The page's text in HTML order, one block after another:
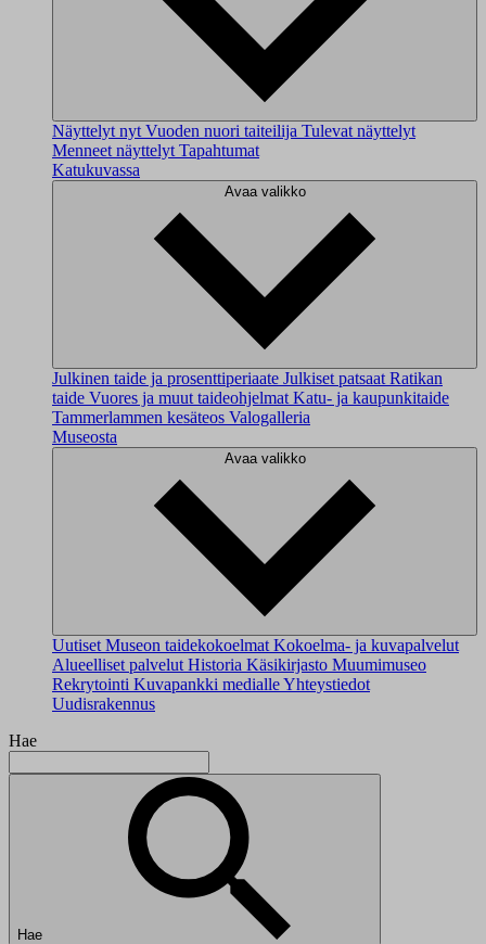
Näyttelyt nyt Vuoden nuori taiteilija Tulevat näyttelyt
Menneet näyttelyt Tapahtumat
Katukuvassa
Avaa valikko
Julkinen taide ja prosenttiperiaate Julkiset patsaat Ratikan
taide Vuores ja muut taideohjelmat Katu- ja kaupunkitaide
Tammerlammen kesäteos Valogalleria
Museosta
Avaa valikko
Uutiset Museon taidekokoelmat Kokoelma- ja kuvapalvelut
Alueelliset palvelut Historia Käsikirjasto Muumimuseo
Rekrytointi Kuvapankki medialleYhteystiedot
Uudisrakennus
Hae
Hae